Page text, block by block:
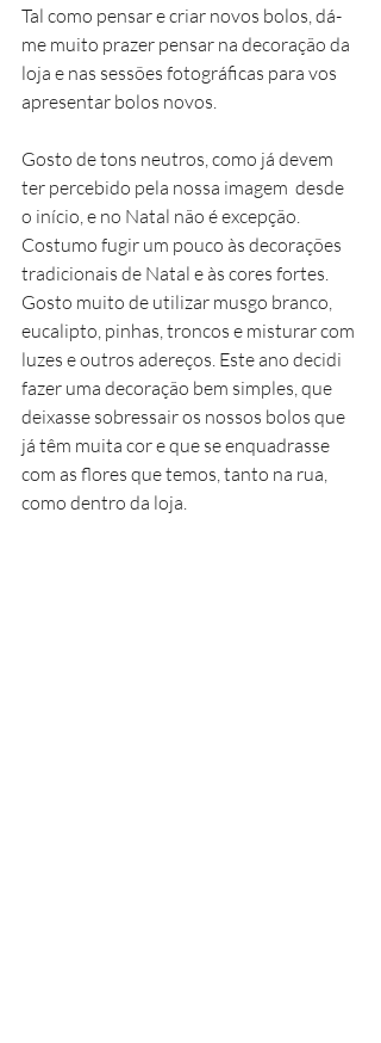
Tal como pensar e criar novos bolos, dá-
me muito prazer pensar na decoração da
loja e nas sessões fotográficas para vos
apresentar bolos novos.
Gosto de tons neutros, como já devem
ter percebido pela nossa imagem  desde
o início, e no Natal não é excepção.
Costumo fugir um pouco às decorações
tradicionais de Natal e às cores fortes.
Gosto muito de utilizar musgo branco,
eucalipto, pinhas, troncos e misturar com
luzes e outros adereços. Este ano decidi
fazer uma decoração bem simples, que
deixasse sobressair os nossos bolos que
já têm muita cor e que se enquadrasse
com as flores que temos, tanto na rua,
como dentro da loja.